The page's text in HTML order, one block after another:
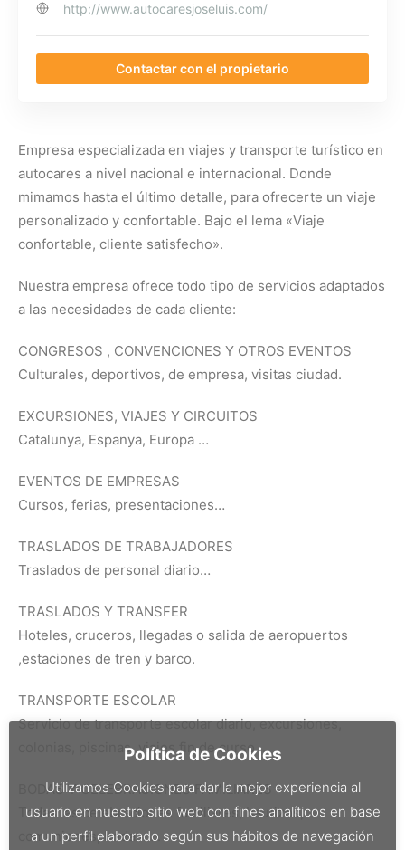
http://www.autocaresjoseluis.com/
Contactar con el propietario
Empresa especializada en viajes y transporte turístico en
autocares a nivel nacional e internacional. Donde
mimamos hasta el último detalle, para ofrecerte un viaje
personalizado y confortable. Bajo el lema «Viaje
confortable, cliente satisfecho».
Nuestra empresa ofrece todo tipo de servicios adaptados
a las necesidades de cada cliente:
CONGRESOS , CONVENCIONES Y OTROS EVENTOS
Culturales, deportivos, de empresa, visitas ciudad.
EXCURSIONES, VIAJES Y CIRCUITOS
Catalunya, Espanya, Europa …
EVENTOS DE EMPRESAS
Cursos, ferias, presentaciones…
TRASLADOS DE TRABAJADORES
Traslados de personal diario…
TRASLADOS Y TRANSFER
Hoteles, cruceros, llegadas o salida de aeropuertos
,estaciones de tren y barco.
TRANSPORTE ESCOLAR
Servicio de transporte escolar diario, excursiones,
colonias, piscinas, viajes fin de curso….
BODAS Y CELEBRACIONES FAMILIARES
Todas las celebraciones familiares, bautizos,
comuniones, bodas…..
Política de Cookies
Utilizamos Cookies para dar la mejor experiencia al
usuario en nuestro sitio web con fines analíticos en base
a un perfil elaborado según sus hábitos de navegación